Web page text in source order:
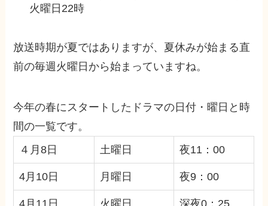
火曜日22時
放送時期が夏ではありますが、夏休みが始まる直
前の毎週火曜日から始まっていますね。
今年の春にスタートしたドラマの日付・曜日と時
間の一覧です。
４月8日
土曜日 夜11：00
4月10日 月曜日 夜9：00